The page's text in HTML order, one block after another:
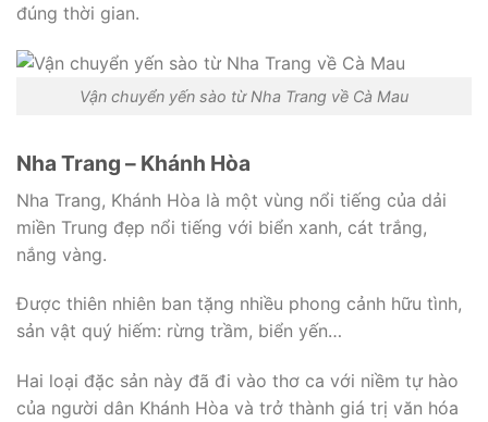
đúng thời gian.
Vận chuyển yến sào từ Nha Trang về Cà Mau
Nha Trang – Khánh Hòa
Nha Trang, Khánh Hòa là một vùng nổi tiếng của dải
miền Trung đẹp nổi tiếng với biển xanh, cát trắng,
nắng vàng.
Được thiên nhiên ban tặng nhiều phong cảnh hữu tình,
sản vật quý hiếm: rừng trầm, biển yến…
Hai loại đặc sản này đã đi vào thơ ca với niềm tự hào
của người dân Khánh Hòa và trở thành giá trị văn hóa